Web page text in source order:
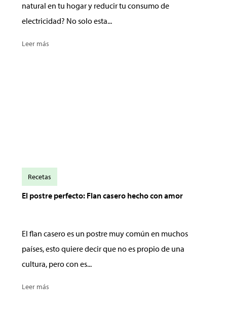
natural en tu hogar y reducir tu consumo de
electricidad? No solo esta...
Leer más
El postre perfecto: Flan casero hecho con amor
El flan casero es un postre muy común en muchos
países, esto quiere decir que no es propio de una
cultura, pero con es...
Leer más
Recetas